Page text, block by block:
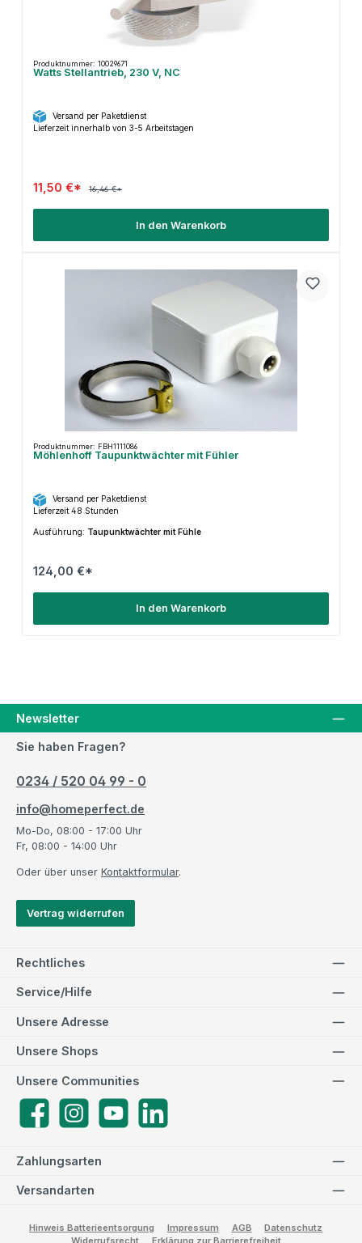
Produktnummer: 10029671
Watts Stellantrieb, 230 V, NC
Versand per Paketdienst
Lieferzeit innerhalb von 3-5 Arbeitstagen
11,50 €* 16,46 €*
In den Warenkorb
Produktnummer: FBH1111086
Möhlenhoff Taupunktwächter mit Fühler
Versand per Paketdienst
Lieferzeit 48 Stunden
Ausführung: Taupunktwächter mit Fühle
124,00 €*
In den Warenkorb
Newsletter
Sie haben Fragen?
0234 / 520 04 99 - 0
info@homeperfect.de
Mo-Do, 08:00 - 17:00 Uhr
Fr, 08:00 - 14:00 Uhr
Oder über unser Kontaktformular.
Vertrag widerrufen
Rechtliches
Service/Hilfe
Zahlungsarten
Versandarten
Unsere Adresse
Unsere Communities
FacebookInstagramYouTube LinkedIn
Unsere Shops
Hinweis Batterieentsorgung Impressum AGB
Datenschutz